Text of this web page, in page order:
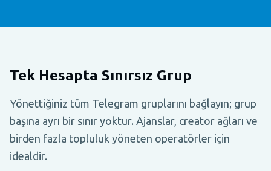
Tek Hesapta Sınırsız Grup
Yönettiğiniz tüm Telegram gruplarını bağlayın; grup
başına ayrı bir sınır yoktur. Ajanslar, creator ağları ve
birden fazla topluluk yöneten operatörler için
idealdir.